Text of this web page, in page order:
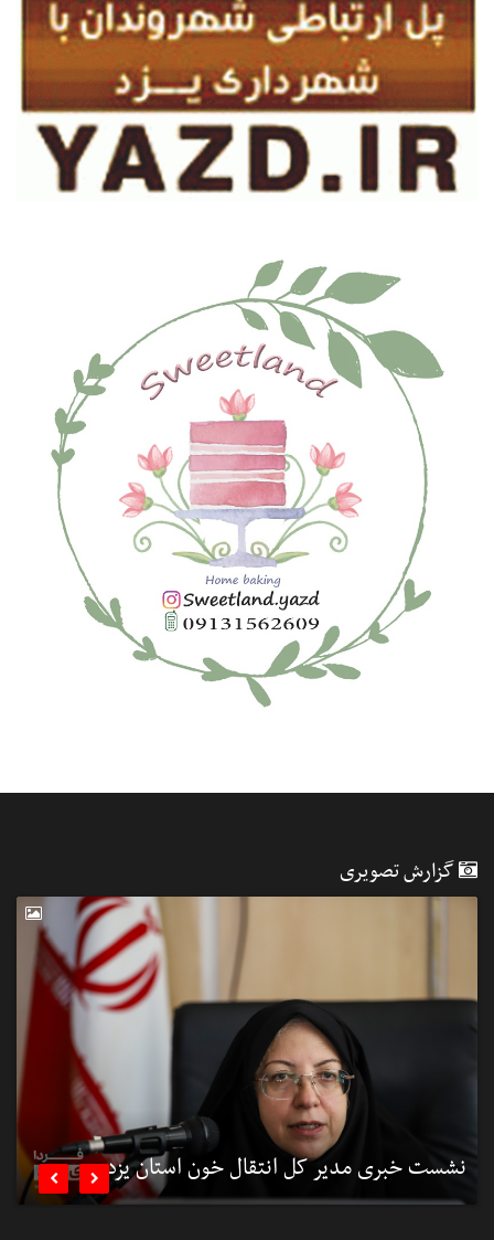
گزارش تصویری
نشست خبری مدیر کل انتقال خون استان یزد  